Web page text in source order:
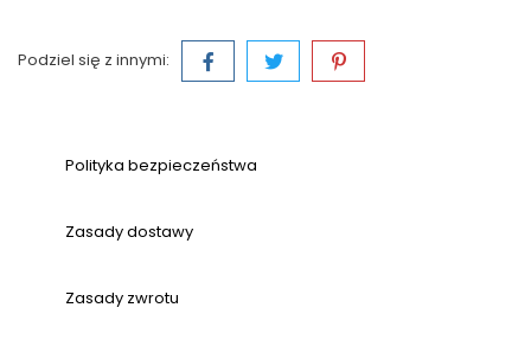
Podziel się z innymi:
Polityka bezpieczeństwa
Zasady dostawy
Zasady zwrotu